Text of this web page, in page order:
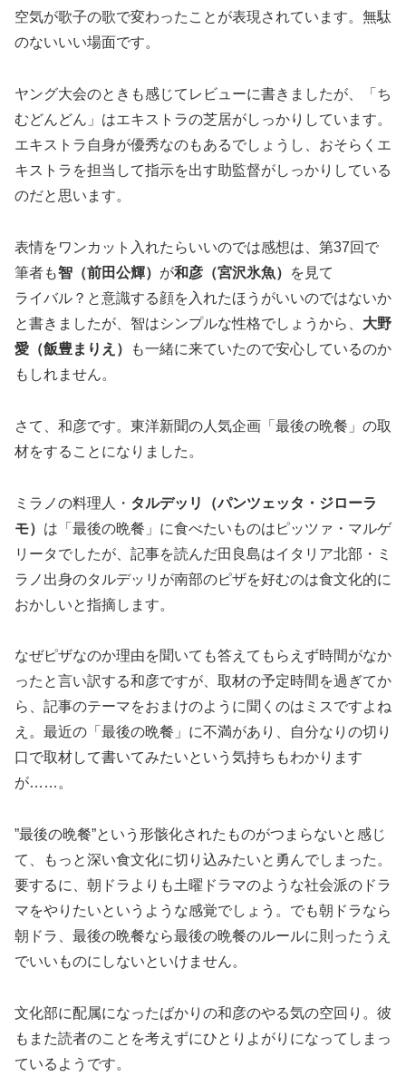
空気が歌子の歌で変わったことが表現されています。無駄
のないいい場面です。
ヤング大会のときも感じてレビューに書きましたが、「ち
むどんどん」はエキストラの芝居がしっかりしています。
エキストラ自身が優秀なのもあるでしょうし、おそらくエ
キストラを担当して指示を出す助監督がしっかりしている
のだと思います。
表情をワンカット入れたらいいのでは感想は、第37回で
筆者も智（前田公輝） が和彦（宮沢氷魚）
を見て
ライバル？と意識する顔を入れたほうがいいのではないか
と書きましたが、智はシンプルな性格でしょうから、 大野
愛（飯豊まりえ）
も一緒に来ていたので安心しているのか
もしれません。
さて、和彦です。東洋新聞の人気企画「最後の晩餐」の取
材をすることになりました。
ミラノの料理人・ タルデッリ（パンツェッタ・ジローラ
モ） は「最後の晩餐」に食べたいものはピッツァ・マルゲ
リータでしたが、記事を読んだ田良島はイタリア北部・ミ
ラノ出身のタルデッリが南部のピザを好むのは食文化的に
おかしいと指摘します。
なぜピザなのか理由を聞いても答えてもらえず時間がなか
ったと言い訳する和彦ですが、取材の予定時間を過ぎてか
ら、記事のテーマをおまけのように聞くのはミスですよね
え。最近の「最後の晩餐」に不満があり、自分なりの切り
口で取材して書いてみたいという気持ちもわかります
が……。
”最後の晩餐”という形骸化されたものがつまらないと感じ
て、もっと深い食文化に切り込みたいと勇んでしまった。
要するに、朝ドラよりも土曜ドラマのような社会派のドラ
マをやりたいというような感覚でしょう。でも朝ドラなら
朝ドラ、最後の晩餐なら最後の晩餐のルールに則ったうえ
でいいものにしないといけません。
文化部に配属になったばかりの和彦のやる気の空回り。彼
もまた読者のことを考えずにひとりよがりになってしまっ
ているようです。